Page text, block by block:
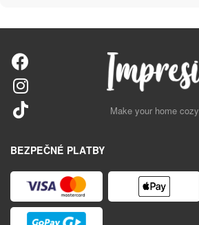
Make your home cozy
BEZPEČNÉ PLATBY